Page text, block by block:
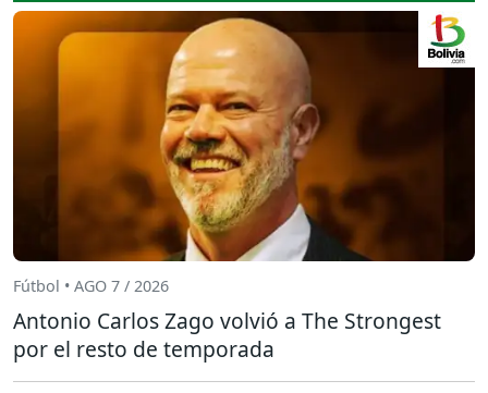
Fútbol • AGO 7 / 2026
Antonio Carlos Zago volvió a The Strongest
por el resto de temporada